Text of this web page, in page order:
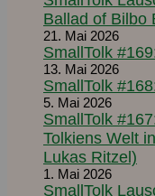
Ballad of Bilbo
21. Mai 2026
SmallTolk
13. Mai 2026
SmallTolk
5. Mai 2026
SmallTolk
Tolkiens Welt
Lukas Ritzel)
1. Mai 2026
SmallTolk